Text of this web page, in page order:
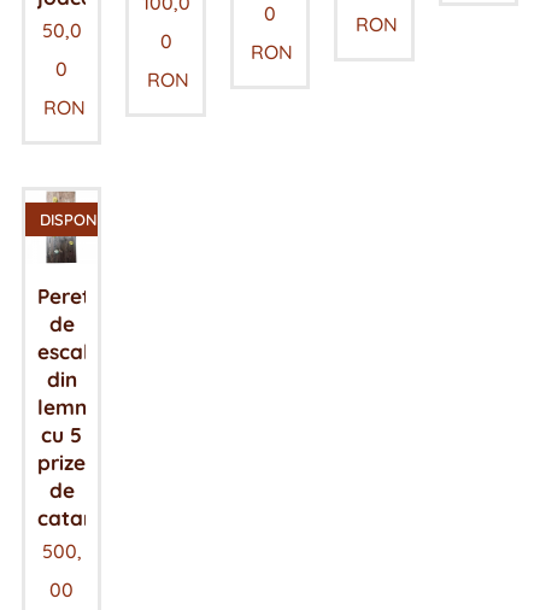
50,0
0
RON
0
RON
0
RON
RON
Perete
de
escalada
din
lemn
cu 5
prize
de
catarat
DISPONIBIL
500,
00